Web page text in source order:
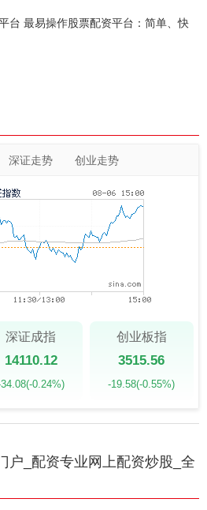
台 最易操作股票配资平台：简单、快
深证走势 创业走势
深证成指
14110.12
(-0.24%)
创业板指
3515.56
-19.58(-0.55%)
户_配资专业网上配资炒股_全